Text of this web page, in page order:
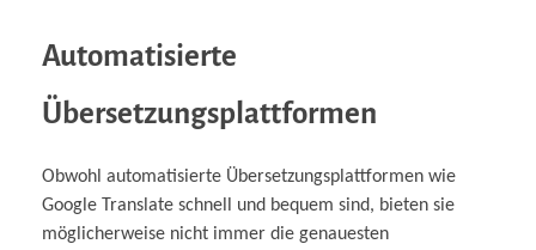
Automatisierte
Übersetzungsplattformen
Obwohl automatisierte Übersetzungsplattformen wie
Google Translate schnell und bequem sind, bieten sie
möglicherweise nicht immer die genauesten